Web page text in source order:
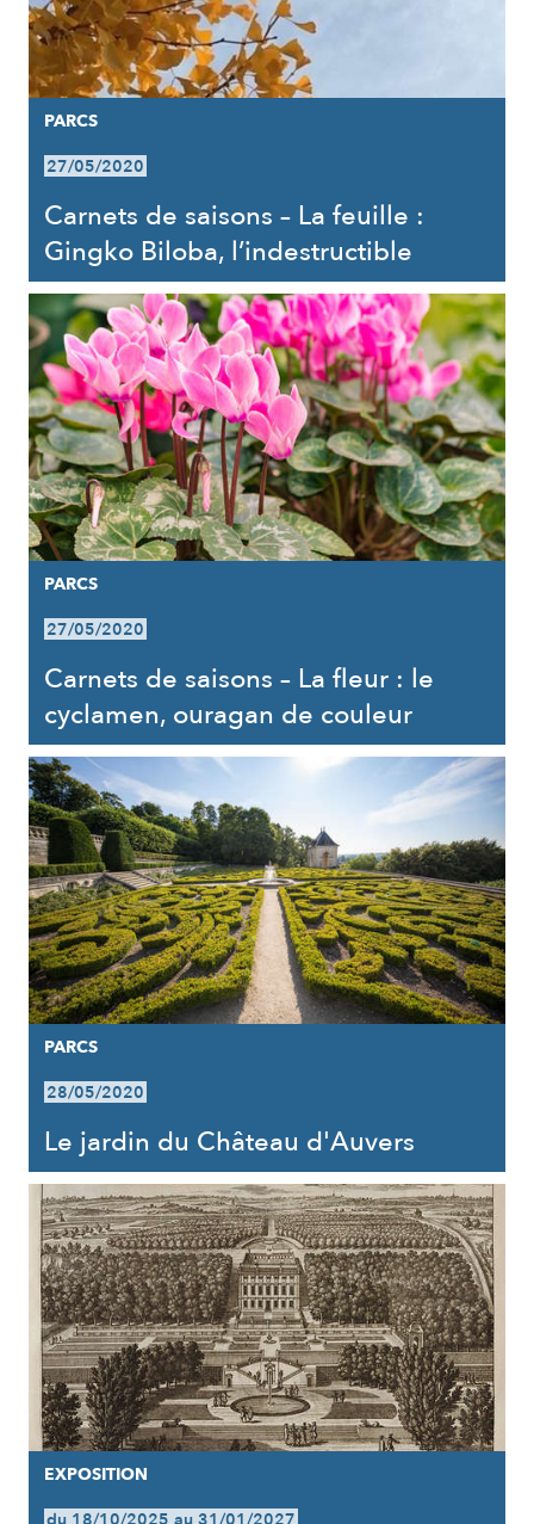
PARCS
27/05/2020
Carnets de saisons – La feuille :
Gingko Biloba, l’indestructible
PARCS
27/05/2020
Carnets de saisons – La fleur : le
cyclamen, ouragan de couleur
PARCS
28/05/2020
Le jardin du Château d'Auvers
EXPOSITION